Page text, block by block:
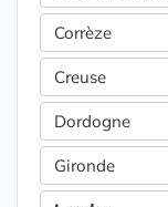
Corrèze
Creuse
Dordogne
Gironde